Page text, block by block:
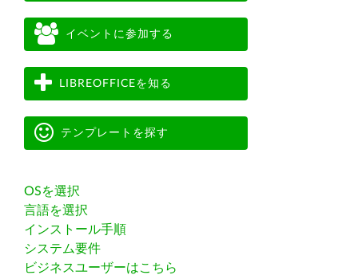
イベントに参加する
LIBREOFFICEを知る
テンプレートを探す
OSを選択
言語を選択
インストール手順
システム要件
ビジネスユーザーはこちら